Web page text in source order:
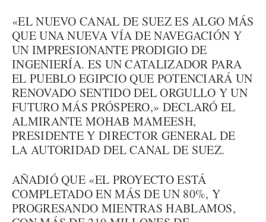
«EL NUEVO CANAL DE SUEZ ES ALGO MÁS
QUE UNA NUEVA VÍA DE NAVEGACIÓN Y
UN IMPRESIONANTE PRODIGIO DE
INGENIERÍA. ES UN CATALIZADOR PARA
EL PUEBLO EGIPCIO QUE POTENCIARÁ UN
RENOVADO SENTIDO DEL ORGULLO Y UN
FUTURO MÁS PRÓSPERO,» DECLARÓ EL
ALMIRANTE MOHAB MAMEESH,
PRESIDENTE Y DIRECTOR GENERAL DE
LA AUTORIDAD DEL CANAL DE SUEZ.
AÑADIÓ QUE «EL PROYECTO ESTÁ
COMPLETADO EN MÁS DE UN 80%, Y
PROGRESANDO MIENTRAS HABLAMOS,